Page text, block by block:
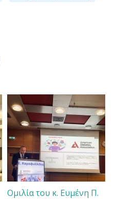
Ομιλία του κ. Ευμένη Π.